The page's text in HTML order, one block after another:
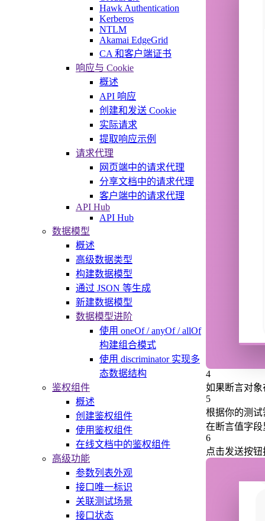
Hawk Authentication
Kerberos
NTLM
Akamai EdgeGrid
CA 和客户端证书
响应与 Cookie
概述
API 响应
创建和发送 Cookie
实际请求
提取响应示例
请求代理
网页端中的请求代理
分享文档中的请求代理
客户端中的请求代理
API Hub
API Hub
数据模型
概述
高级数据类型
构建数据模型
通过 JSON 等生成
新建数据模型
数据模型进阶
使用 oneOf / anyOf / allOf
构建组合模式
使用 discriminator 实现多
态数据结构
鉴权组件
概述
创建鉴权组件
使用鉴权组件
在线文档中的鉴权组件
高级功能
参数列表外观
接口唯一标识
关联测试场景
接口状态
4
如果断言对
5
根据你的测
在断言值字
6
点击发送按